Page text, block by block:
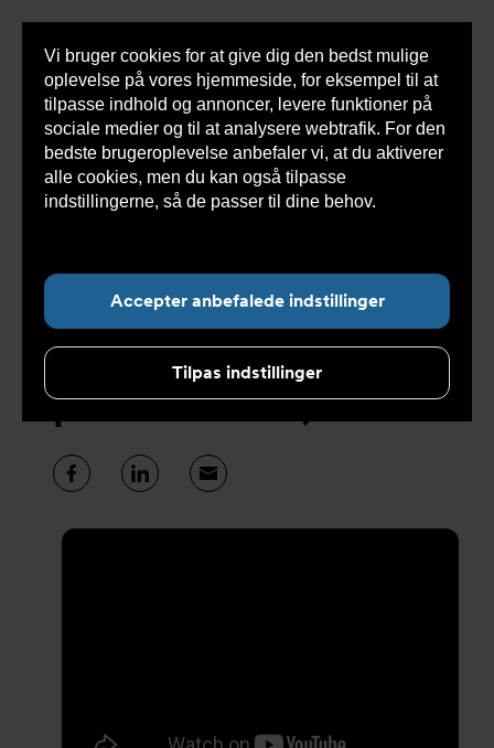
Vi bruger cookies for at give dig den bedst mulige
oplevelse på vores hjemmeside, for eksempel til at
tilpasse indhold og annoncer, levere funktioner på
sociale medier og til at analysere webtrafik. For den
bedste brugeroplevelse anbefaler vi, at du aktiverer
alle cookies, men du kan også tilpasse
indstillingerne, så de passer til dine behov.
Accepter anbefalede indstillinger
Tilpas indstillinger
Undermenu for ”Teknisk hjælp”
Videoer
(vedligeholdelse,
manual,
produktviden)